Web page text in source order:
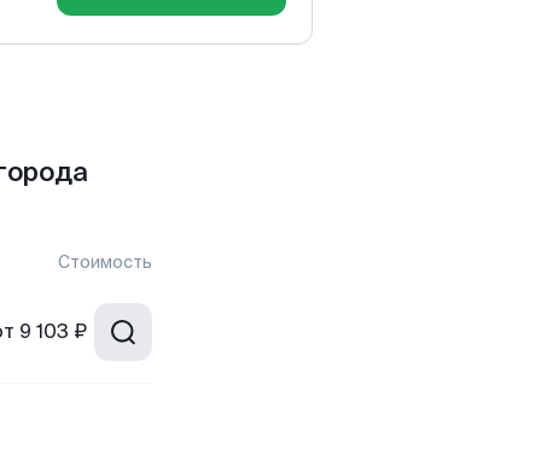
Стоимость
9 103 ₽